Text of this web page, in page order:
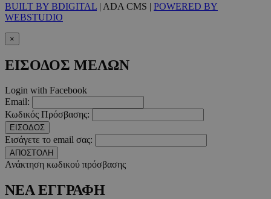
BUILT BY BDIGITAL | ADA CMS | POWERED BY
WEBSTUDIO
×
ΕΙΣΟΔΟΣ ΜΕΛΩΝ
Login with Facebook
Email:
Κωδικός Πρόσβασης:
ΕΙΣΟΔΟΣ
Εισάγετε το email σας:
ΑΠΟΣΤΟΛΗ
Ανάκτηση κωδικού πρόσβασης
ΝΕΑ ΕΓΓΡΑΦΗ
Απολύτως απαραίτητα
Απόδοσης
Τα απολύτως απαραίτητα cookies επιτρέπουν
βασικές λειτουργίες του ιστότοπου, όπως τη
Ο ιστότοπος δεν μπορεί να χρησιμοποιηθεί σωστά
Προμηθευτής
PinToTopCookie www.must.com.cy